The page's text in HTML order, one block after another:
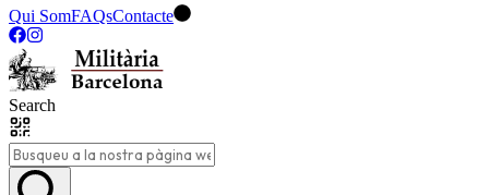
Qui SomFAQsContacte
Search